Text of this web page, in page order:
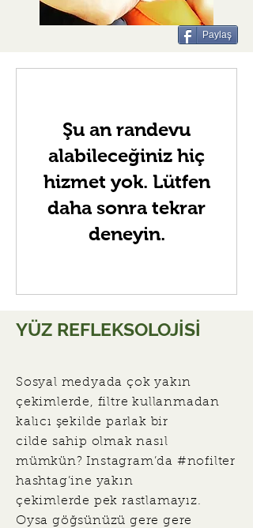
Paylaş
Şu an randevu
alabileceğiniz hiç
hizmet yok. Lütfen
daha sonra tekrar
deneyin.
YÜZ REFLEKSOLOJİSİ
Sosyal medyada çok yakın
çekimlerde, filtre kullanmadan
kalıcı şekilde parlak bir
cilde sahip olmak nasıl
mümkün? Instagram’da #nofilter
hashtag’ine yakın
çekimlerde pek rastlamayız.
Oysa göğsünüzü gere gere